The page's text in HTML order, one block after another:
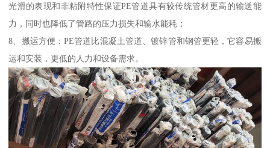
光滑的表现和非粘附特性保证PE管道具有较传统管材更高的输送能
力，同时也降低了管路的压力损失和输水能耗；
8、搬运方便：PE管道比混凝土管道、镀锌管和钢管更轻，它容易搬
运和安装，更低的人力和设备需求。